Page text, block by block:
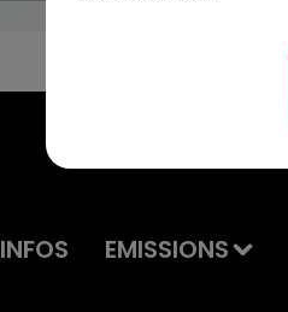
INFOS EMISSIONS